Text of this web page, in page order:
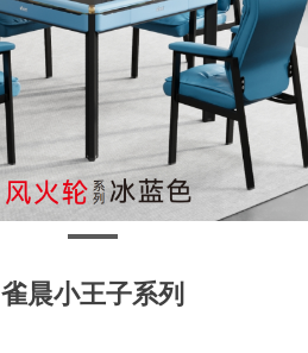
雀晨小王子系列